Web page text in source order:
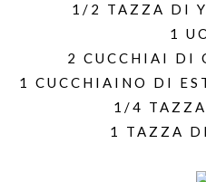
1/2 TAZZA DI
1
2 CUCCHIAI DI
1 CUCCHIAINO DI
1/4
1 TAZZA